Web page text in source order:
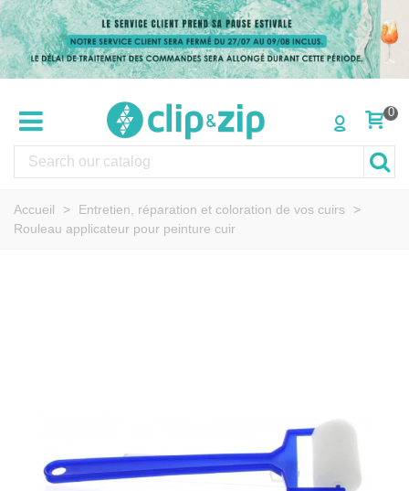
0
Accueil > Entretien, réparation et coloration de vos cuirs
>
Rouleau applicateur pour peinture cuir